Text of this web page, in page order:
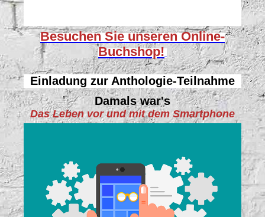
Besuchen Sie unserenOnline-
Buchshop!
Einladung zur Anthologie-Teilnahme
Damals war's
Das Leben vor und mit dem Smartphone